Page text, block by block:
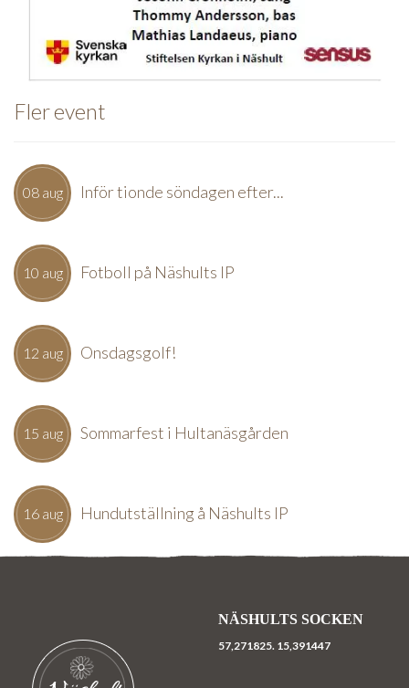
Fler event
08 aug Inför tionde söndagen efter...
10 aug Fotboll på Näshults IP
12 aug Onsdagsgolf!
15 aug Sommarfest i Hultanäsgården
16 aug Hundutställning å Näshults IP
NÄSHULTS SOCKEN
57,271825. 15,391447